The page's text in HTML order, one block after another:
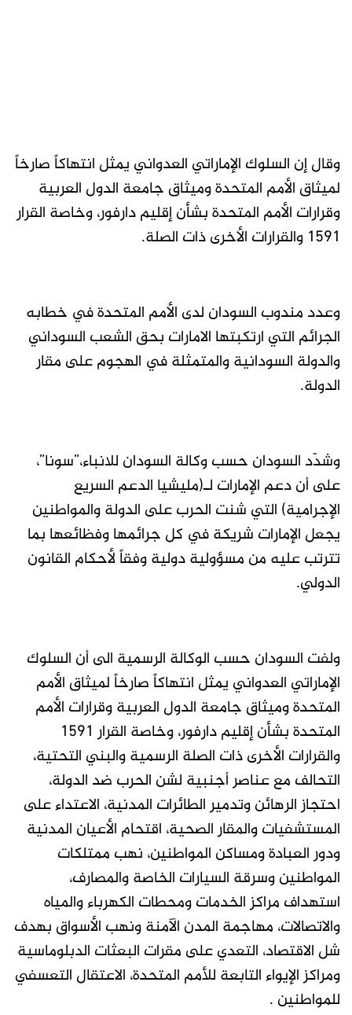
وقال إن السلوك الإماراتي العدواني يمثل انتهاكاً صارخاً
لميثاق الأمم المتحدة وميثاق جامعة الدول العربية
وقرارات الأمم المتحدة بشأن إقليم دارفور، وخاصة القرار
1591 والقرارات الأخرى ذات الصلة.
وعدد مندوب السودان لدى الأمم المتحدة في خطابه
الجرائم التي ارتكبتها الامارات بحق الشعب السوداني
والدولة السودانية والمتمثلة في الهجوم على مقار
الدولة.
وشدّد السودان حسب وكالة السودان للانباء،”سونا”،
على أن دعم الإمارات لـ(مليشيا الدعم السريع
الإجرامية) التي شنت الحرب على الدولة والمواطنين
يجعل الإمارات شريكة في كل جرائمها وفظائعها بما
تترتب عليه من مسؤولية دولية وفقاً لأحكام القانون
الدولي.
ولفت السودان حسب الوكالة الرسمية الى أن السلوك
الإماراتي العدواني يمثل انتهاكاً صارخاً لميثاق الأمم
المتحدة وميثاق جامعة الدول العربية وقرارات الأمم
المتحدة بشأن إقليم دارفور، وخاصة القرار 1591
والقرارات الأخرى ذات الصلة الرسمية والبني التحتية،
التحالف مع عناصر أجنبية لشن الحرب ضد الدولة،
احتجاز الرهائن وتدمير الطائرات المدنية، الاعتداء على
المستشفيات والمقار الصحية، اقتحام الأعيان المدنية
ودور العبادة ومساكن المواطنين، نهب ممتلكات
المواطنين وسرقة السيارات الخاصة والمصارف،
استهداف مراكز الخدمات ومحطات الكهرباء والمياه
والاتصالات، مهاجمة المدن الآمنة ونهب الأسواق بهدف
شل الاقتصاد، التعدي على مقرات البعثات الدبلوماسية
ومراكز الإيواء التابعة للأمم المتحدة، الاعتقال التعسفي
للمواطنين .